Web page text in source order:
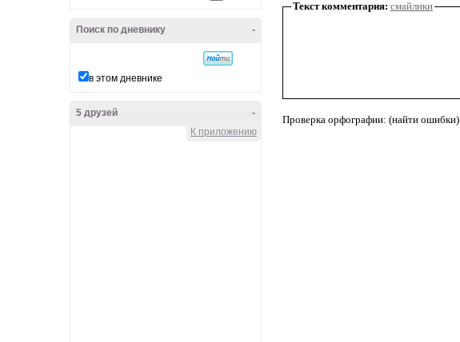
-
Поиск по дневнику
в этом дневнике
-
5 друзей
К приложению
Текст комментария: смайлики
Проверка орфографии: (найти ошибки)